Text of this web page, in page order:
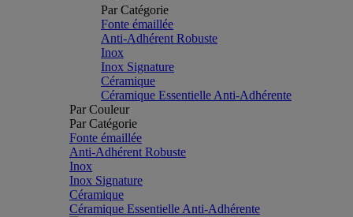
Par Catégorie
Fonte émaillée
Anti-Adhérent Robuste
Inox
Inox Signature
Céramique
Céramique Essentielle Anti-Adhérente
Par Couleur
Par Catégorie
Fonte émaillée
Anti-Adhérent Robuste
Inox
Inox Signature
Céramique
Céramique Essentielle Anti-Adhérente